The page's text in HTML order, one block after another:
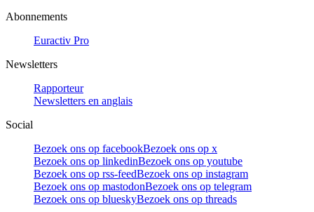
Abonnements
Euractiv Pro
Newsletters
Rapporteur
Newsletters en anglais
Social
Bezoek ons op facebookBezoek ons op x
Bezoek ons op linkedinBezoek ons op youtube
Bezoek ons op rss-feedBezoek ons op instagram
Bezoek ons op mastodonBezoek ons op telegram
Bezoek ons op blueskyBezoek ons op threads